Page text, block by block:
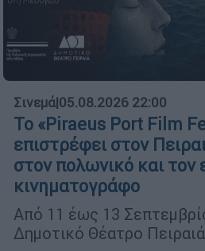
Σινεμά|05.08.2026 22:00
Το «Piraeus Port Film
επιστρέφει στον
στον πολωνικό και τον
κινηματογράφο
Από 11 έως 13
Δημοτικό Θέατρο Πειραιά